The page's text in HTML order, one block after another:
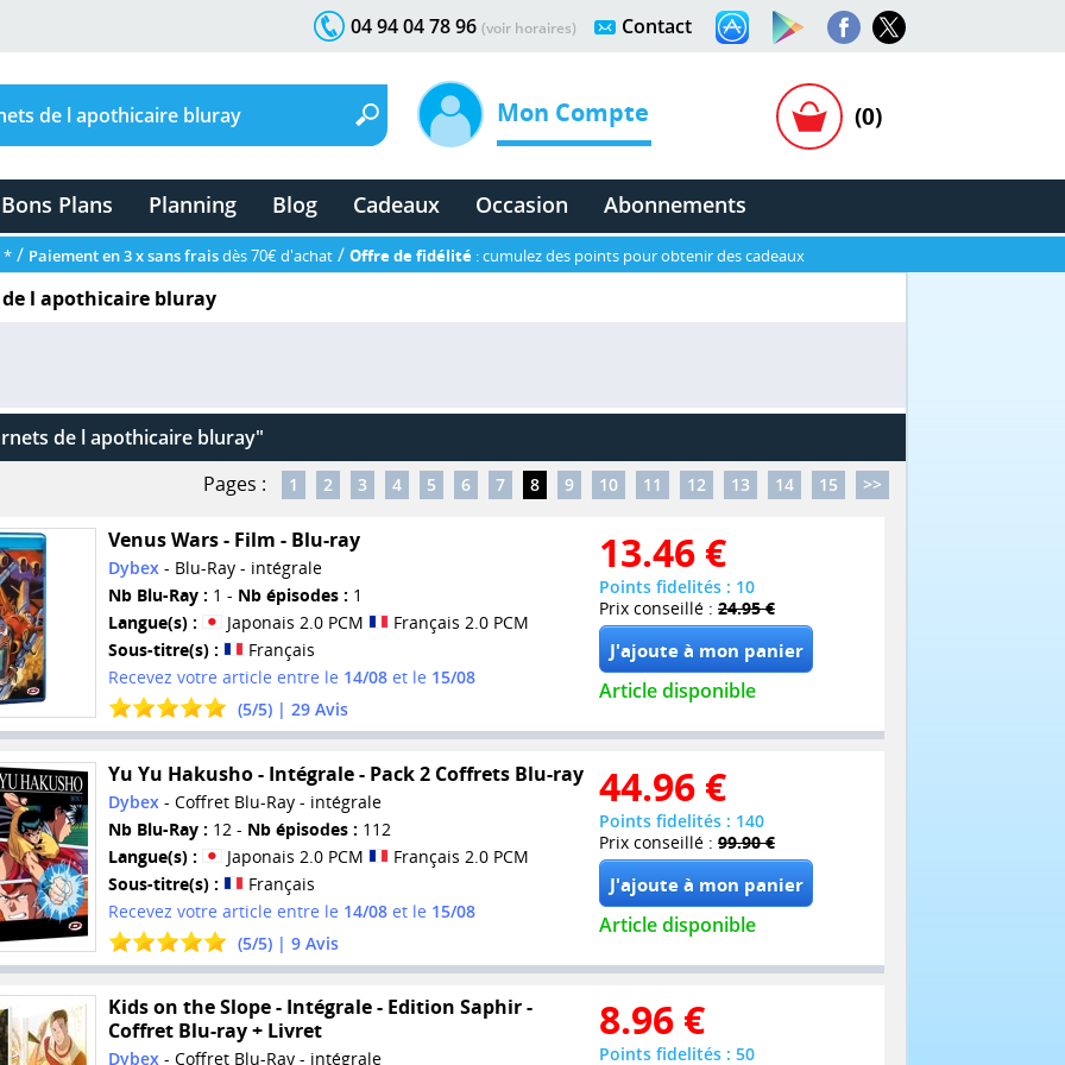
Contact
04 94 04 78 96 (voir horaires)
Mon Compte (0)
Bons Plans Planning Blog Cadeaux Occasion Abonnements
* / Paiement en 3 x sans fraisdès 70€ d'achat / Offre de fidélité : cumulez des points pour obtenir des cadeaux
de l apothicaire bluray
de l apothicaire bluray"
Pages :
1 2 3 4 5 6 7 8 9 10 11 12 13 14 15 >>
Venus Wars - Film - Blu-ray
Dybex- Blu-Ray - intégrale
Nb Blu-Ray : 1 - Nb épisodes : 1
Langue(s) :
Japonais 2.0 PCM
Français 2.0 PCM
Sous-titre(s) :
Français
Recevez votre article entre le 14/08et le 15/08
(5/5) | 29Avis
13.46 €
Points fidelités : 10
Prix conseillé : 24.95 €
Article disponible
Yu Yu Hakusho - Intégrale - Pack 2 Coffrets Blu-ray
Dybex- Coffret Blu-Ray - intégrale
Nb Blu-Ray : 12 - Nb épisodes : 112
Langue(s) :
Japonais 2.0 PCM
Français 2.0 PCM
Sous-titre(s) :
Français
Recevez votre article entre le 14/08et le 15/08
(5/5) | 9Avis
44.96 €
Points fidelités : 140
Prix conseillé : 99.90 €
Article disponible
Kids on the Slope - Intégrale - Edition Saphir -
Coffret Blu-ray + Livret
Dybex- Coffret Blu-Ray - intégrale
8.96 €
Points fidelités : 50